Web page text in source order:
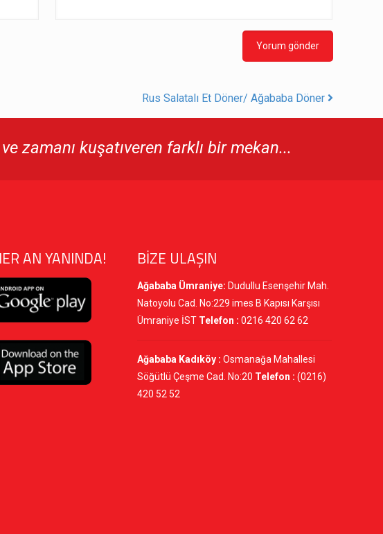
Rus Salatalı Et Döner/ Ağababa Döner
zamanı kuşatıveren farklı bir mekan...
AN YANINDA! BİZE ULAŞIN
Ağababa Ümraniye: Dudullu Esenşehir Mah.
Natoyolu Cad. No:229 imes B Kapısı Karşısı
Ümraniye İST Telefon : 0216 420 62 62
Ağababa Kadıköy : Osmanağa Mahallesi
Söğütlü Çeşme Cad. No:20 Telefon : (0216)
420 52 52